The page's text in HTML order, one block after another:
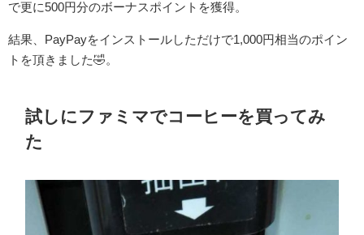
で更に500円分のボーナスポイントを獲得。
結果、PayPayをインストールしただけで1,000円相当のポイン
トを頂きました🤣。
試しにファミマでコーヒーを買ってみ
た